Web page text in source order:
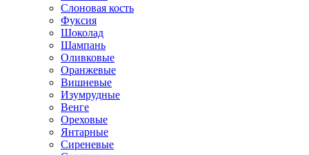
Слоновая кость
Фуксия
Шоколад
Шампань
Оливковые
Оранжевые
Вишневые
Изумрудные
Венге
Ореховые
Янтарные
Сиреневые